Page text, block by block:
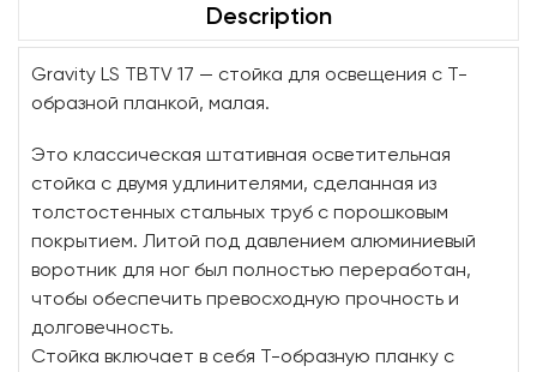
Description
Gravity LS TBTV 17 — cтойка для освещения с Т-
образной планкой, малая.
Это классическая штативная осветительная
стойка с двумя удлинителями, сделанная из
толстостенных стальных труб с порошковым
покрытием. Литой под давлением алюминиевый
воротник для ног был полностью переработан,
чтобы обеспечить превосходную прочность и
долговечность.
Стойка включает в себя Т-образную планку с